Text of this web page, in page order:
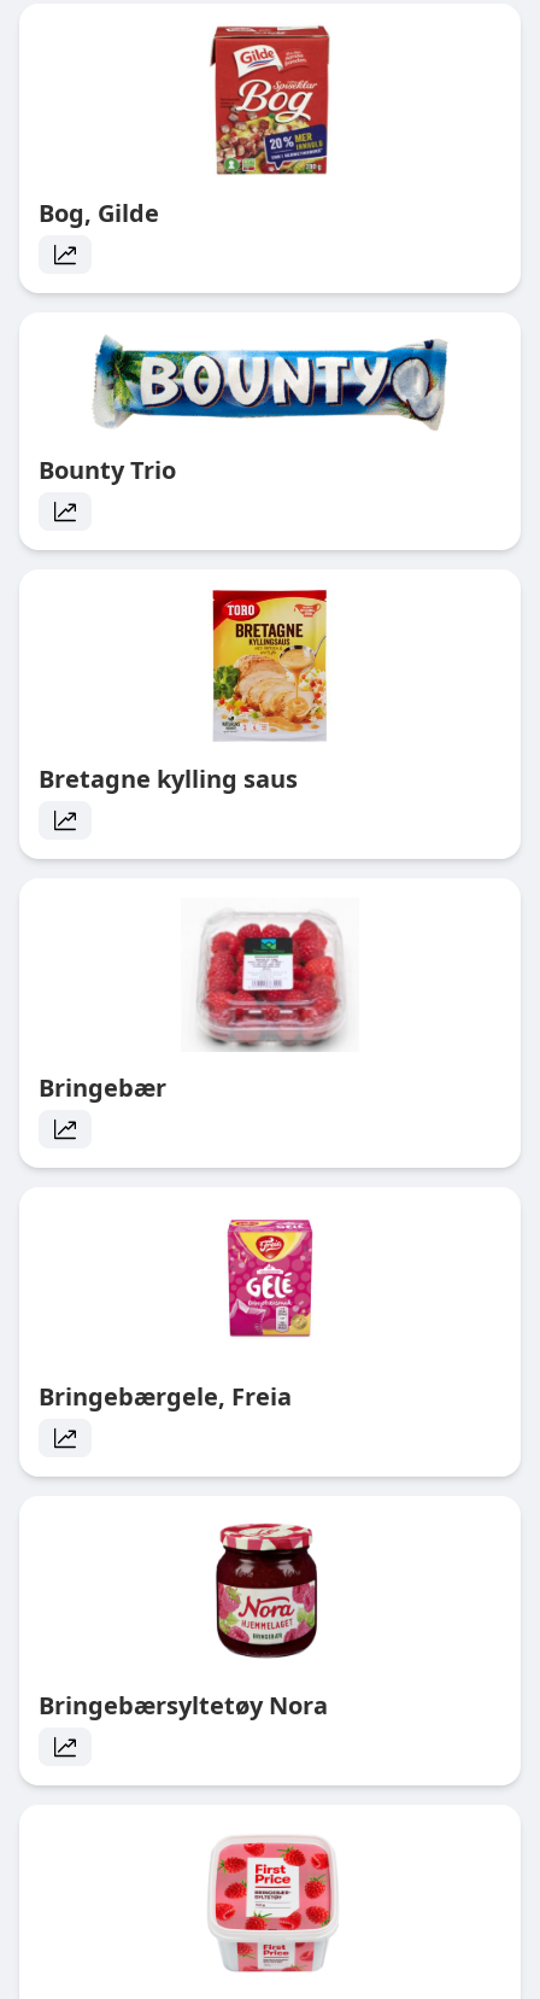
Bog, Gilde
Bounty Trio
Bretagne kylling saus
Bringebær
Bringebærgele, Freia
Bringebærsyltetøy Nora